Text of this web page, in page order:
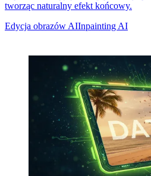
tworząc naturalny efekt końcowy.
Edycja obrazów AIInpainting AI